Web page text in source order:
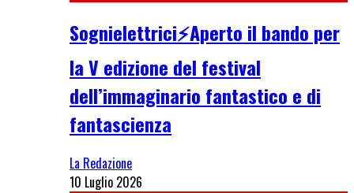
Sognielettrici⚡Aperto il bando per
la V edizione del festival
dell’immaginario fantastico e di
fantascienza
La Redazione
10 Luglio 2026